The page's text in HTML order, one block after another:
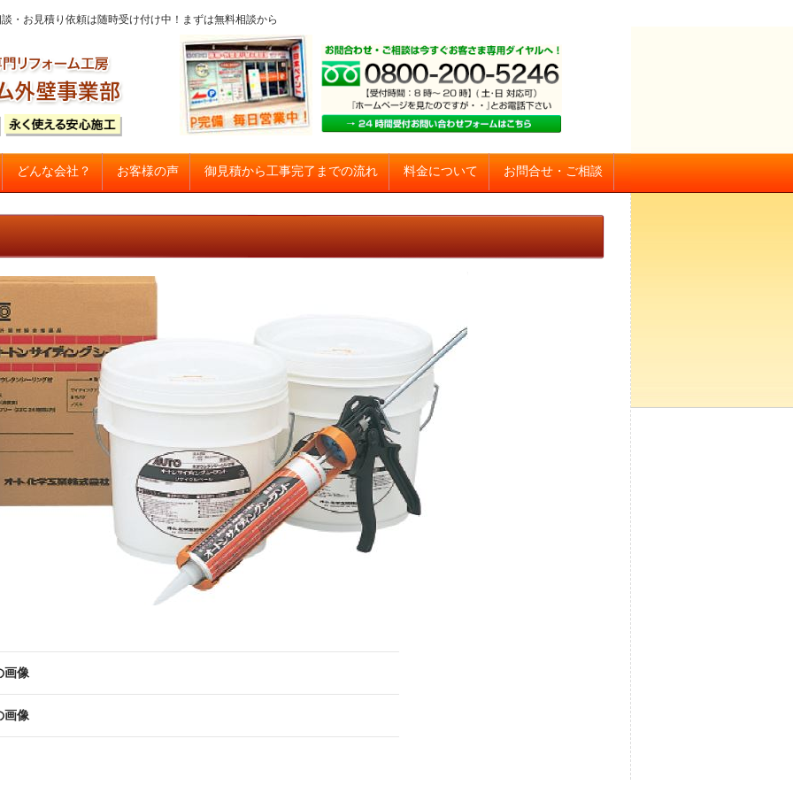
ご相談・お見積り依頼は随時受け付け中！まずは無料相談から
住宅塗り替え専門店
どんな会社？ お客様の声 御見積から工事完了までの流れ 料金について お問合せ・ご相談
画像
画像